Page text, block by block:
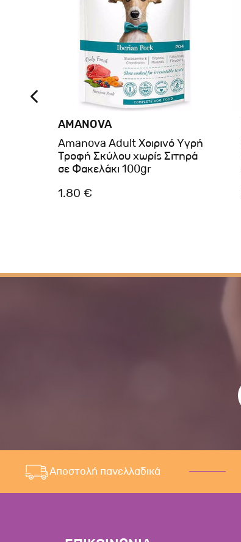
AMANOVA
Amanova Adult Χοιρινό Υγρή
Τροφή Σκύλου χωρίς Σιτηρά
σε Φακελάκι 100gr
1.80 €
Αποστολή πανελλαδικά